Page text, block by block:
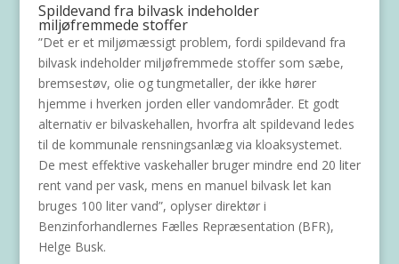
Spildevand fra bilvask indeholder
miljøfremmede stoffer
”Det er et miljømæssigt problem, fordi spildevand fra
bilvask indeholder miljøfremmede stoffer som sæbe,
bremsestøv, olie og tungmetaller, der ikke hører
hjemme i hverken jorden eller vandområder. Et godt
alternativ er bilvaskehallen, hvorfra alt spildevand ledes
til de kommunale rensningsanlæg via kloaksystemet.
De mest effektive vaskehaller bruger mindre end 20 liter
rent vand per vask, mens en manuel bilvask let kan
bruges 100 liter vand”, oplyser direktør i
Benzinforhandlernes Fælles Repræsentation (BFR),
Helge Busk.